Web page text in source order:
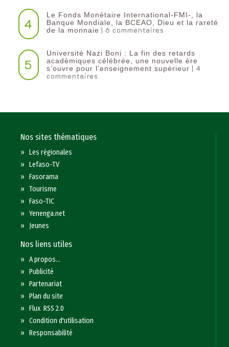
4
Le Fonds Monétaire International-FMI-, la
Banque Mondiale, la BCEAO, Dieu et la rareté
de la monnaie | 6 commentaires
5
Université Nazi Boni : La fin des retards
académiques célébrée, une nouvelle ère
s’ouvre pour l’enseignement supérieur | 4
commentaires
Nos sites thématiques
»Les régionales
»Lefaso-TV
»Fasorama
»Tourisme
»Faso-TIC
»Yenenga.net
» Jeunes
Nos liens utiles
»A propos...
»Publicité
»Partenariat
»Plan du site
»Flux RSS 2.0
»Condition d'utilisation
»Responsabilité